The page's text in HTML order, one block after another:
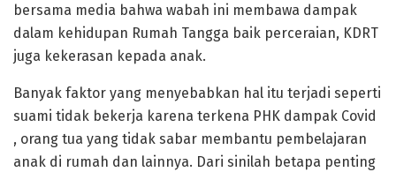
bersama media bahwa wabah ini membawa dampak
dalam kehidupan Rumah Tangga baik perceraian, KDRT
juga kekerasan kepada anak.
Banyak faktor yang menyebabkan hal itu terjadi seperti
suami tidak bekerja karena terkena PHK dampak Covid
, orang tua yang tidak sabar membantu pembelajaran
anak di rumah dan lainnya. Dari sinilah betapa penting